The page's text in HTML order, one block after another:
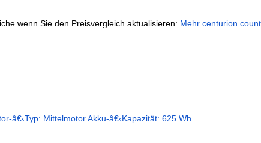
wenn Sie den Preisvergleich aktualisieren: Mehr centurion
â€‹Typ: Mittelmotor Akku-â€‹Kapazität: 625 Wh